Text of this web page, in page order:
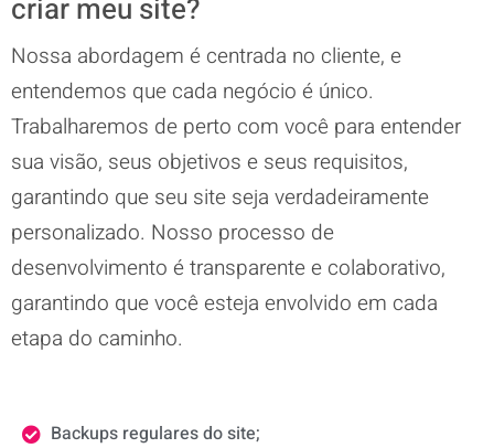
criar meu site?
Nossa abordagem é centrada no cliente, e
entendemos que cada negócio é único.
Trabalharemos de perto com você para entender
sua visão, seus objetivos e seus requisitos,
garantindo que seu site seja verdadeiramente
personalizado. Nosso processo de
desenvolvimento é transparente e colaborativo,
garantindo que você esteja envolvido em cada
etapa do caminho.
Backups regulares do site;